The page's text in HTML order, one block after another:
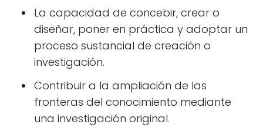
La capacidad de concebir, crear o
diseñar, poner en práctica y adoptar un
proceso sustancial de creación o
investigación.
Contribuir a la ampliación de las
fronteras del conocimiento mediante
una investigación original.